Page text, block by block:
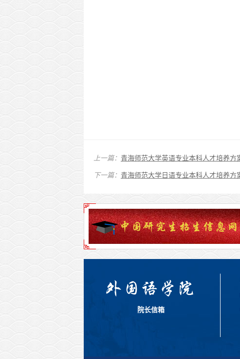
上一篇： 青海师范大学英语专业本科人才培养方
下一篇： 青海师范大学日语专业本科人才培养方
院长信箱